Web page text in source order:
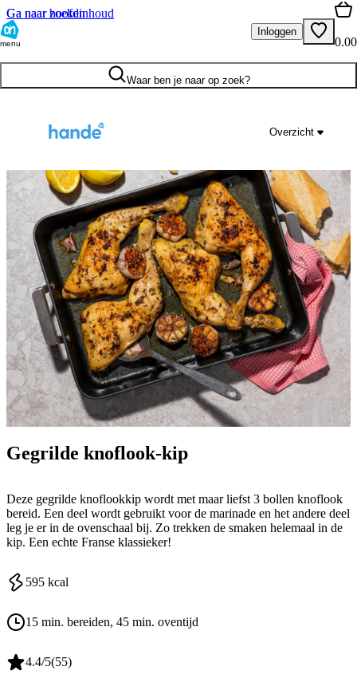
Ga naar hoofdinhoud
Ga naar zoeken
menu
Inloggen
0.00
Waar ben je naar op zoek?
Overzicht
Gegrilde knoflook-kip
Deze gegrilde knoflookkip wordt met maar liefst 3 bollen knoflook
bereid. Een deel wordt gebruikt voor de marinade en het andere deel
leg je er in de ovenschaal bij. Zo trekken de smaken helemaal in de
kip. Een echte Franse klassieker!
595 kcal
15 min. bereiden, 45 min. oventijd
4.4/5(55)